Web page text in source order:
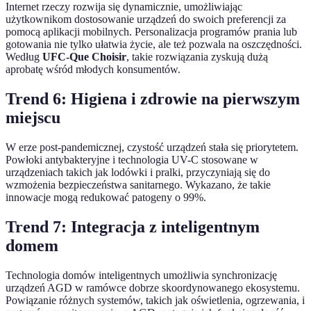
Internet rzeczy rozwija się dynamicznie, umożliwiając
użytkownikom dostosowanie urządzeń do swoich preferencji za
pomocą aplikacji mobilnych. Personalizacja programów prania lub
gotowania nie tylko ułatwia życie, ale też pozwala na oszczędności.
Według UFC-Que Choisir, takie rozwiązania zyskują dużą
aprobatę wśród młodych konsumentów.
Trend 6: Higiena i zdrowie na pierwszym
miejscu
W erze post-pandemicznej, czystość urządzeń stała się priorytetem.
Powłoki antybakteryjne i technologia UV-C stosowane w
urządzeniach takich jak lodówki i pralki, przyczyniają się do
wzmożenia bezpieczeństwa sanitarnego. Wykazano, że takie
innowacje mogą redukować patogeny o 99%.
Trend 7: Integracja z inteligentnym
domem
Technologia domów inteligentnych umożliwia synchronizację
urządzeń AGD w ramówce dobrze skoordynowanego ekosystemu.
Powiązanie różnych systemów, takich jak oświetlenia, ogrzewania, i